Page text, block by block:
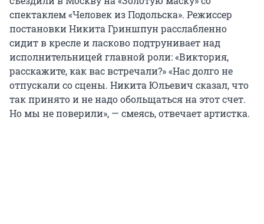
спектаклем «Человек из Подольска». Режиссер
постановки Никита Гриншпун расслабленно
сидит в кресле и ласково подтрунивает над
исполнительницей главной роли: «Виктория,
расскажите, как вас встречали?» «Нас долго не
отпускали со сцены. Никита Юльевич сказал, что
так принято и не надо обольщаться на этот счет.
Но мы не поверили», — смеясь, отвечает артистка.